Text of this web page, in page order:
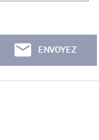
ENVOYEZ